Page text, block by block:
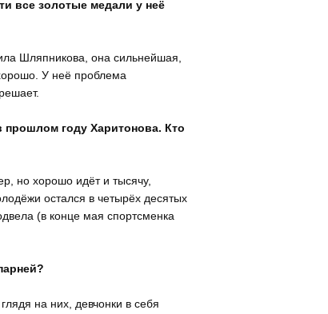
все золотые медали у неё
Шляпникова, она сильнейшая,
У неё проблема
году Харитонова. Кто
но хорошо идёт и тысячу,
остался в четырёх десятых
(в конце мая спортсменка
на них, девчонки в себя